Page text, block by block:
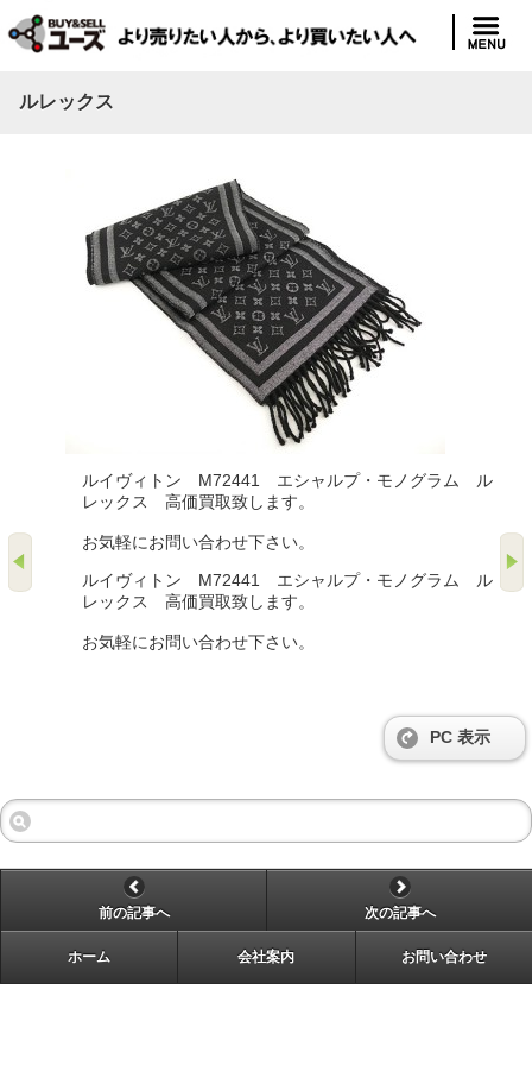
ルレックス
ルイヴィトン M72441 エシャルプ・モノグラム ル
レックス 高価買取致します。
お気軽にお問い合わせ下さい。
ルイヴィトン M72441 エシャルプ・モノグラム ル
レックス 高価買取致します。
お気軽にお問い合わせ下さい。
PC 表示
前の記事へ 次の記事へ
ホーム 会社案内 お問い合わせ